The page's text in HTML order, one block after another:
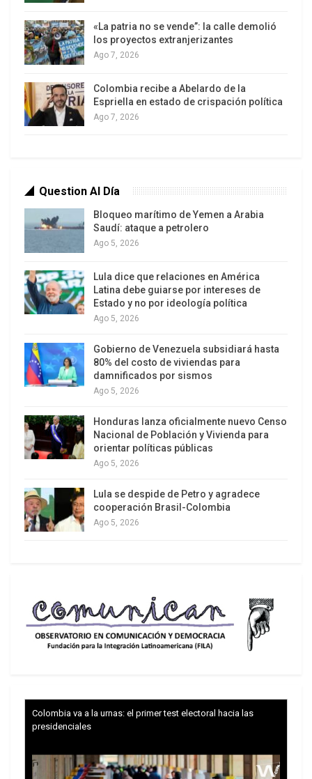
estallar.
Así lo dijo durante su intervención en el programa
Televisión.
«La patria no se vende”: la calle demolió
los proyectos extranjerizantes
Ago 7, 2026
Colombia recibe a Abelardo de la
Espriella en estado de crispación política
Ago 7, 2026
Question Al Día
Bloqueo marítimo de Yemen a Arabia
Saudí: ataque a petrolero
Ago 5, 2026
Lula dice que relaciones en América
Latina debe guiarse por intereses de
Estado y no por ideología política
Ago 5, 2026
Gobierno de Venezuela subsidiará hasta
80% del costo de viviendas para
damnificados por sismos
Ago 5, 2026
Honduras lanza oficialmente nuevo Censo
Nacional de Población y Vivienda para
orientar políticas públicas
Ago 5, 2026
Lula se despide de Petro y agradece
cooperación Brasil-Colombia
Ago 5, 2026
Colombia va a la urnas: el primer test electoral hacia las
presidenciales